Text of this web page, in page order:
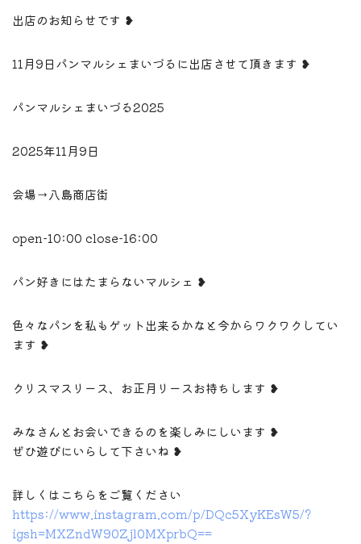
出店のお知らせです ❥
11月9日パンマルシェまいづるに出店させて頂きます ❥
パンマルシェまいづる2025
2025年11月9日
会場→八島商店街
open-10:00 close-16:00
パン好きにはたまらないマルシェ ❥
色々なパンを私もゲット出来るかなと今からワクワクしてい
ます ❥
クリスマスリース、お正月リースお持ちします ❥
みなさんとお会いできるのを楽しみにしいます ❥
ぜひ遊びにいらして下さいね ❥
詳しくはこちらをご覧ください
https://www.instagram.com/p/DQc5XyKEsW5/?
igsh=MXZndW90Zjl0MXprbQ==